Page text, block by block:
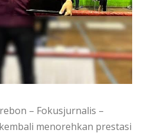
– Fokusjurnalis –
menorehkan prestasi